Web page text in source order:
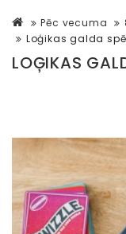
Pēc vecuma
Loģikas galda
LOĢIKAS